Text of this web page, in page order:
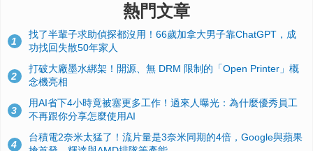
熱門文章
1
找了半輩子求助偵探都沒用！66歲加拿大男子靠ChatGPT，成
功找回失散50年家人
2
打破大廠墨水綁架！開源、無 DRM 限制的「Open Printer」概
念機亮相
3
用AI省下4小時竟被塞更多工作！過來人曝光：為什麼優秀員工
不再跟你分享怎麼使用AI
4
台積電2奈米太猛了！流片量是3奈米同期的4倍，Google與蘋果